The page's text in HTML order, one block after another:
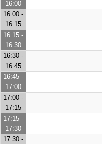
16:00
16:00 -
16:15
16:15 -
16:30
16:30 -
16:45
16:45 -
17:00
17:00 -
17:15
17:15 -
17:30
17:30 -